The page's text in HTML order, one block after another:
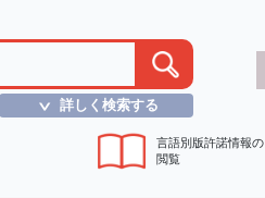
＞
詳しく検索する
言語別版許諾情報の
閲覧